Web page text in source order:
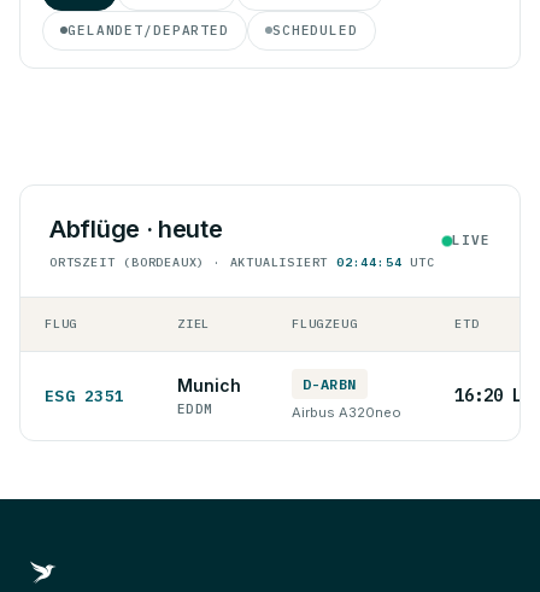
GELANDET/DEPARTED SCHEDULED
Abflüge · heute
ORTSZEIT (BORDEAUX) · AKTUALISIERT 02:44:54 UTC
LIVE
FLUG ZIEL FLUGZEUG ETD
ESG 2351
Munich
EDDM
D-ARBN
Airbus A320neo
16:20 LT